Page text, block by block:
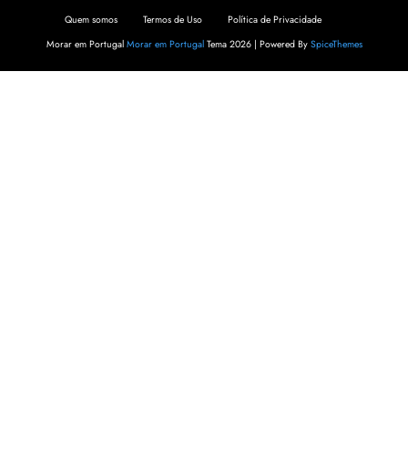
Quem somos Termos de Uso
Política de Privacidade
Morar em Portugal Morar em PortugalTema 2026 | Powered By SpiceThemes